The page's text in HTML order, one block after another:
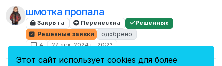
шмотка пропала
Закрыта Перенесена
Решенные
Решенные заявки
одобрено
4
22 дек. 2024 г., 20:22
Этот сайт использует cookies для более